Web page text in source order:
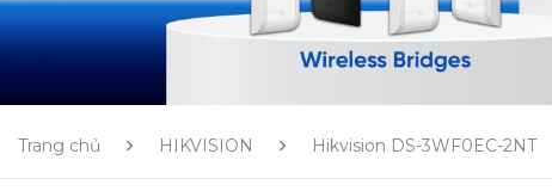
Trang chủ HIKVISION Hikvision DS-3WF0EC-2NT